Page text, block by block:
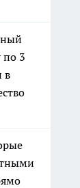
по 3
в